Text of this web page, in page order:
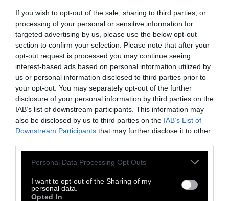
If you wish to opt-out of the sale, sharing to third parties, or
processing of your personal or sensitive information for
targeted advertising by us, please use the below opt-out
section to confirm your selection. Please note that after your
opt-out request is processed you may continue seeing
interest-based ads based on personal information utilized by
us or personal information disclosed to third parties prior to
your opt-out. You may separately opt-out of the further
disclosure of your personal information by third parties on the
IAB’s list of downstream participants. This information may
also be disclosed by us to third parties on the IAB’s List of
Downstream Participants that may further disclose it to other
Personal Data Processing Opt Outs
I want to opt-out of the Sharing of my
personal data.
Opted In
CULTURE
Μια μεγάλη έκθεση για τον
Banksy στην Αθήνα
Η έκθεση «Ο κόσμος του Banksy» στην
Τεχνόπολη είναι αφιερωμένη στο αντάρτικο
του καλλιτέχνη των δρόμων και τα έσοδα θα
διατεθούν στην Διεθνή Αμνηστία